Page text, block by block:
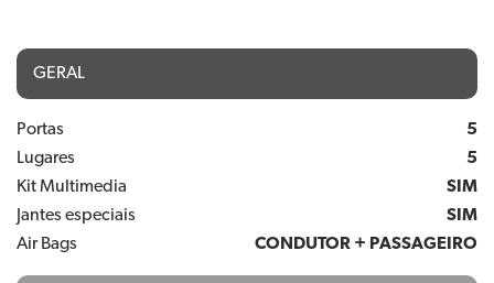
GERAL
Portas
5
Lugares
5
Kit Multimedia
SIM
Jantes especiais
SIM
Air Bags
CONDUTOR + PASSAGEIRO